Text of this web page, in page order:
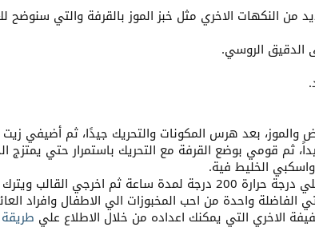
من النكهات الاخري مثل خبز الموز بالقرفة والتي سنوضح
والموز، بعد هرس المكونات والتحريك جيدًا، ثم أضيفي
ثم قومي بوضع القرفة مع التحريك باستمرار حتي يمتزج
الخليط فية.
القالب ويترك ليقدم بارد.
واحدة من احب المخبوزات الي الاطفال وافراد
الاخري التي يمكنك اعداده من خلال الاطلاع علي